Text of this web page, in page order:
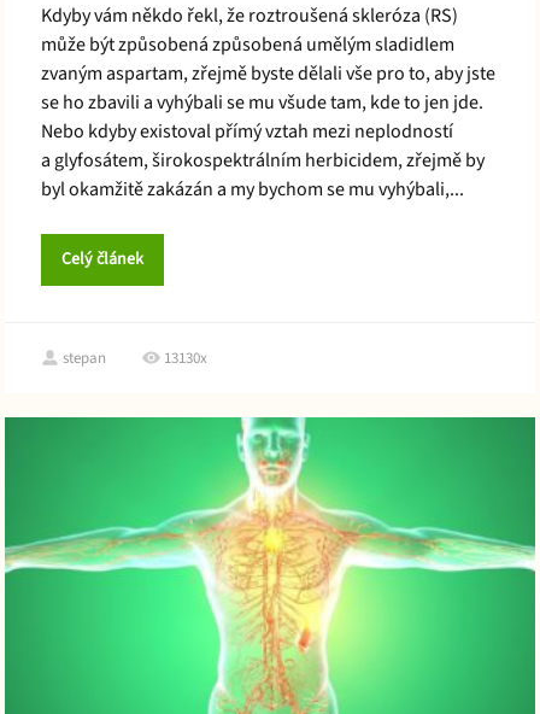
Kdyby vám někdo řekl, že roztroušená skleróza (RS)
může být způsobená způsobená umělým sladidlem
zvaným aspartam, zřejmě byste dělali vše pro to, aby jste
se ho zbavili a vyhýbali se mu všude tam, kde to jen jde.
Nebo kdyby existoval přímý vztah mezi neplodností
a glyfosátem, širokospektrálním herbicidem, zřejmě by
byl okamžitě zakázán a my bychom se mu vyhýbali,...
Celý článek
stepan 13130x